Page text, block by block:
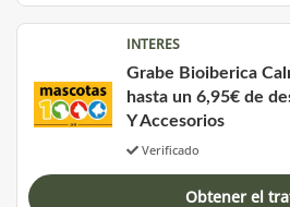
INTERES
Grabe Bioiberica
hasta un 6,95€ de
Y Accesorios
Verificado
Obtener el